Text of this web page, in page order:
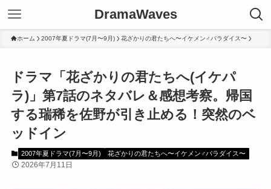
DramaWaves
ホーム 2007年夏ドラマ(7月〜9月) 花ざかりの君たちへ〜イケメン♂パラダイス〜
ドラマ「花ざかりの君たちへ(イケパ
ラ)」第7話のネタバレ＆感想考察。帰国
する瑞稀を佐野が引き止める！突然のベ
ッドイン
2007年夏ドラマ(7月〜9月) 花ざかりの君たちへ〜イケメン♂パラダイス〜
2026年7月11日